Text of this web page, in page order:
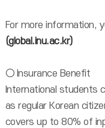
For more information,
(global.inu.ac.kr)
○ Insurance Benefit
International students
as regular Korean
covers up to 80% of